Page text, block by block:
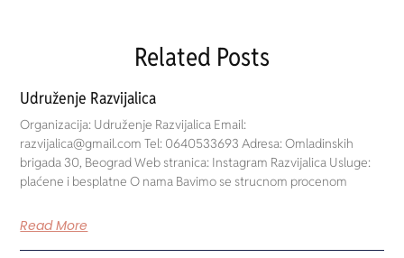
Related Posts
Udruženje Razvijalica
Organizacija: Udruženje Razvijalica Email:
razvijalica@gmail.com Tel: 0640533693 Adresa: Omladinskih
brigada 30, Beograd Web stranica: Instagram Razvijalica Usluge:
plaćene i besplatne O nama Bavimo se strucnom procenom
Read More